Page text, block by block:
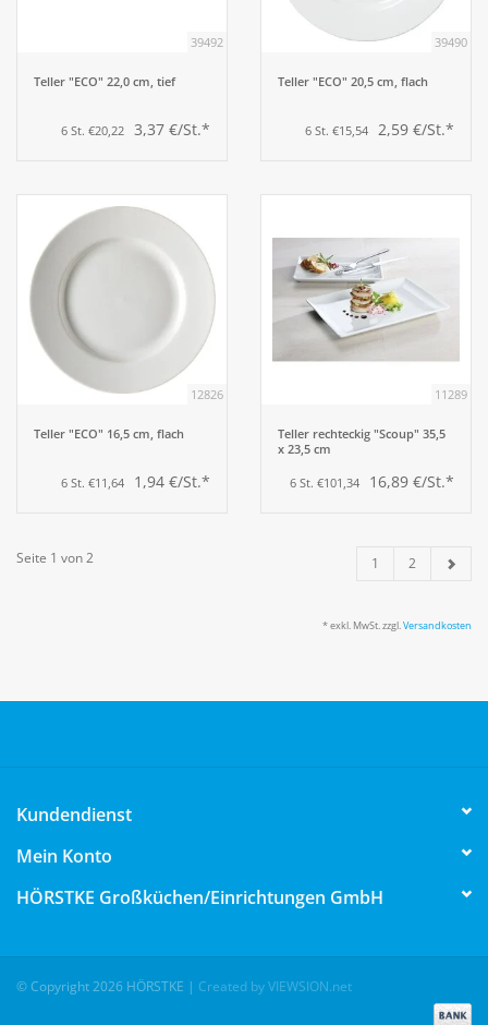
39492
Teller "ECO" 22,0 cm, tief
6 St. €20,22 3,37 €/St.*
39490
Teller "ECO" 20,5 cm, flach
6 St. €15,54 2,59 €/St.*
12826
Teller "ECO" 16,5 cm, flach
6 St. €11,64 1,94 €/St.*
11289
Teller rechteckig "Scoup" 35,5
x 23,5 cm
6 St. €101,34 16,89 €/St.*
Seite 1 von 2 1 2
* exkl. MwSt. zzgl.Versandkosten
Kundendienst
Mein Konto
HÖRSTKE Großküchen/Einrichtungen GmbH
© Copyright 2026 HÖRSTKE | Created by VIEWSION.net